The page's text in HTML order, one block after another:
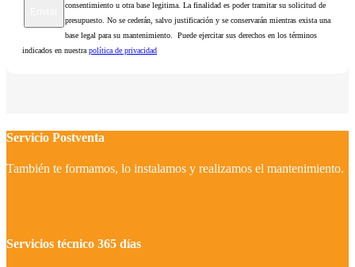
consentimiento u otra base legitima. La finalidad es poder tramitar su solicitud de
presupuesto. No se cederán, salvo justificación y se conservarán mientras exista una
base legal para su mantenimiento. Puede ejercitar sus derechos en los términos
indicados en nuestrapolítica de privacidad
Servicio Postventa
También te formamos, lo instalamos y realizamos el mantenimiento.
Servicios técnico 365 días